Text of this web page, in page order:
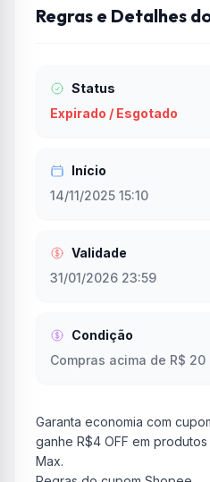
Regras e Detalhes
Status
Expirado / Esgotado
Início
14/11/2025 15:10
Validade
31/01/2026 23:59
Condição
Compras acima de R$ 20
Garanta economia com
ganhe R$4 OFF em
Max.